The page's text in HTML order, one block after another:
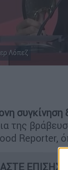
Λόπεζ
συγκίνηση
της
Reporter,
ΕΠΙΣΗΣ